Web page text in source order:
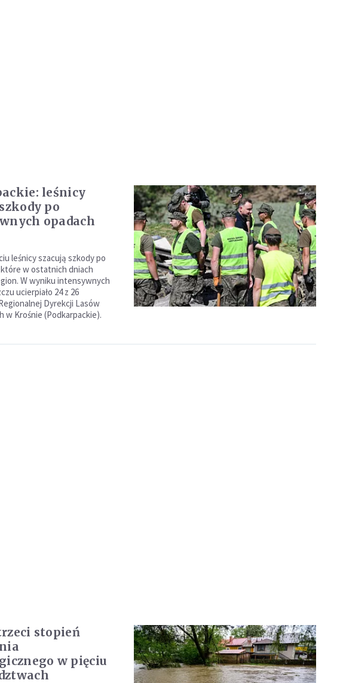
leśnicy
po
opadach
leśnicy szacują szkody po
w ostatnich dniach
W wyniku intensywnych
ucierpiało 24 z 26
Dyrekcji Lasów
w Krośnie (Podkarpackie).
stopień
w pięciu